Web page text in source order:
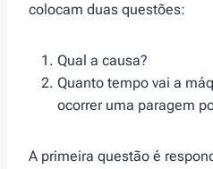
colocam duas questões:
Qual a causa?
Quanto tempo vai a
ocorrer uma paragem
A primeira questão é